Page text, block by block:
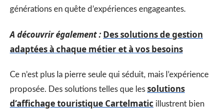
générations en quête d’expériences engageantes.
A découvrir également : Des solutions de gestion
adaptées à chaque métier et à vos besoins
Ce n’est plus la pierre seule qui séduit, mais l’expérience
proposée. Des solutions telles que les solutions
d’affichage touristique Cartelmatic illustrent bien